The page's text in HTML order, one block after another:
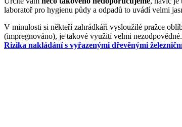
laboratoř pro hygienu půdy a odpadů to uvádí velmi
V minulosti si někteří zahrádkáři vysloužilé pražce
(impregnováno), je takové využití velmi
Rizika nakládání s vyřazenými dřevěnými